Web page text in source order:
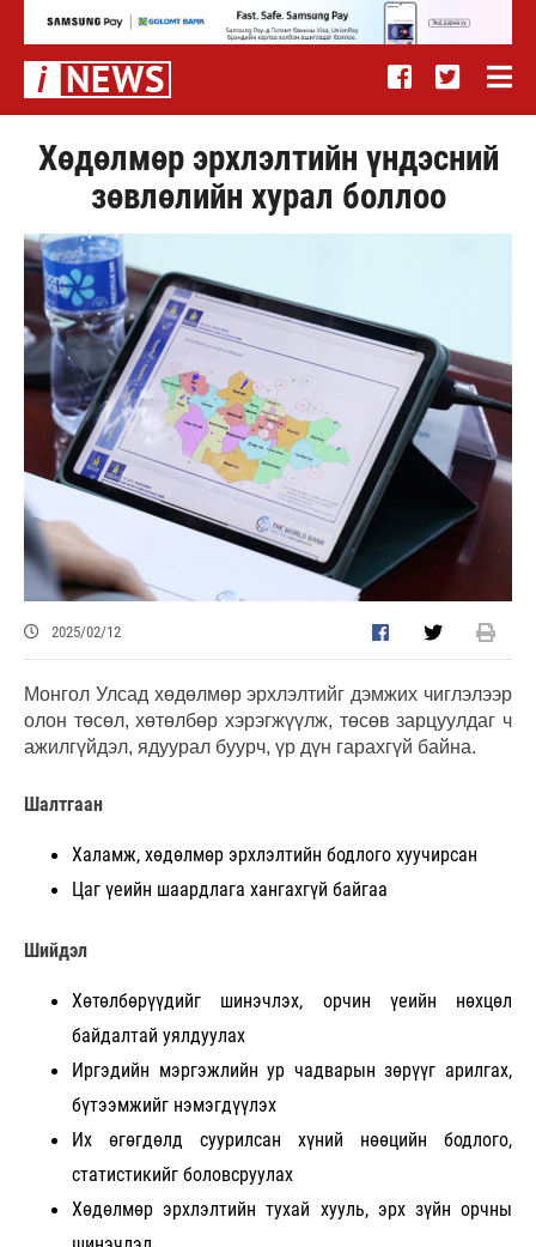
Хөдөлмөр эрхлэлтийн үндэсний
зөвлөлийн хурал боллоо
2025/02/12
Монгол Улсад хөдөлмөр эрхлэлтийг дэмжих чиглэлээр
олон төсөл, хөтөлбөр хэрэгжүүлж, төсөв зарцуулдаг ч
ажилгүйдэл, ядуурал буурч, үр дүн гарахгүй байна.
Шалтгаан
Халамж, хөдөлмөр эрхлэлтийн бодлого хуучирсан
Цаг үеийн шаардлага хангахгүй байгаа
Шийдэл
Хөтөлбөрүүдийг шинэчлэх, орчин үеийн нөхцөл
байдалтай уялдуулах
Иргэдийн мэргэжлийн ур чадварын зөрүүг арилгах,
бүтээмжийг нэмэгдүүлэх
Их өгөгдөлд суурилсан хүний нөөцийн бодлого,
статистикийг боловсруулах
Хөдөлмөр эрхлэлтийн тухай хууль, эрх зүйн орчны